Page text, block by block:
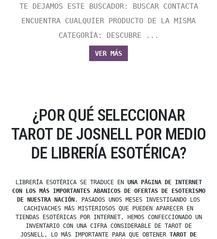
TE DEJAMOS ESTE BUSCADOR: BUSCAR CONTACTA
ENCUENTRA CUALQUIER PRODUCTO DE LA MISMA
CATEGORÍA: DESCUBRE ...
VER MÁS
¿POR QUÉ SELECCIONAR
TAROT DE JOSNELL POR MEDIO
DE LIBRERÍA ESOTÉRICA?
LIBRERÍA ESOTÉRICA SE TRADUCE EN UNA PÁGINA DE INTERNET
CON LOS MÁS IMPORTANTES ABANICOS DE OFERTAS DE ESOTERISMO
DE NUESTRA NACIÓN . PASADOS UNOS MESES INVESTIGANDO LOS
CACHIVACHES MÁS MISTERIOSOS QUE PUEDEN APARECER EN
TIENDAS ESOTÉRICAS POR INTERNET, HEMOS CONFECCIONADO UN
INVENTARIO CON UNA CIFRA CONSIDERABLE DE TAROT DE
JOSNELL, LO MÁS IMPORTANTE PARA QUE OBTENER TAROT DE